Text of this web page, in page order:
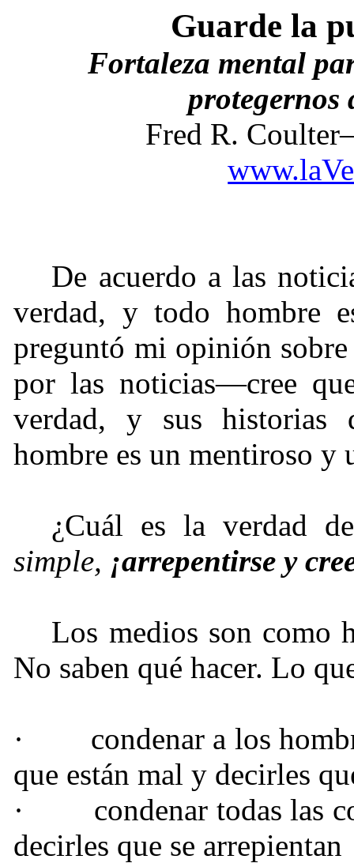
Guarde la
Fortaleza mental
protegernos
Fred R.
De acuerdo a las
verdad, y todo hombre
preguntó mi opinión
por las noticias—cree
verdad, y sus historias
hombre es un mentiroso y
¿Cuál es la verdad
simple, ¡arrepentirse y
Los medios son como
No saben qué hacer. Lo
·
condenar a los
que están mal y decirles
·
condenar todas las
decirles que se arrepientan